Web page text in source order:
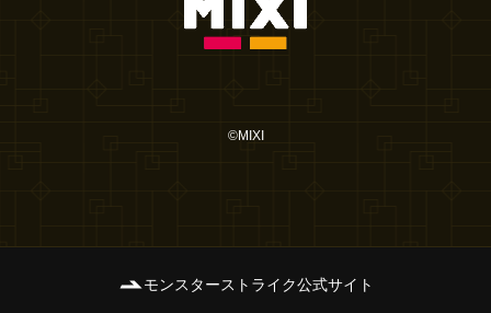
©MIXI
モンスターストライク公式サイト